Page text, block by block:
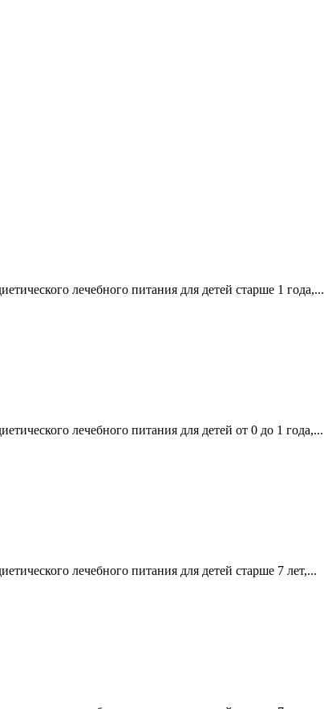
лечебного питания для детей старше 1 года,...
лечебного питания для детей от 0 до 1 года,...
лечебного питания для детей старше 7 лет,...